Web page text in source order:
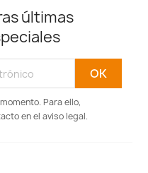
últimas
Para ello,
en el aviso legal.